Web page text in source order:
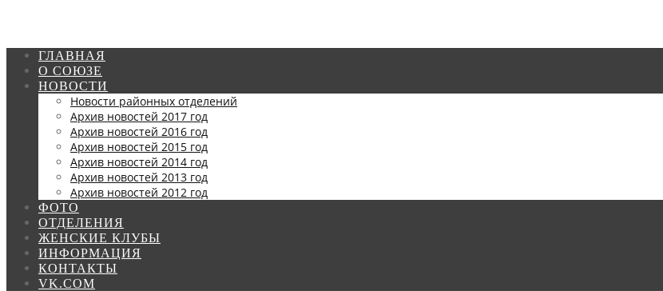
ГЛАВНАЯ
О СОЮЗЕ
НОВОСТИ
Новости районных отделений
Архив новостей 2017 год
Архив новостей 2016 год
Архив новостей 2015 год
Архив новостей 2014 год
Архив новостей 2013 год
Архив новостей 2012 год
ФОТО
ОТДЕЛЕНИЯ
ЖЕНСКИЕ КЛУБЫ
ИНФОРМАЦИЯ
КОНТАКТЫ
VK.COM